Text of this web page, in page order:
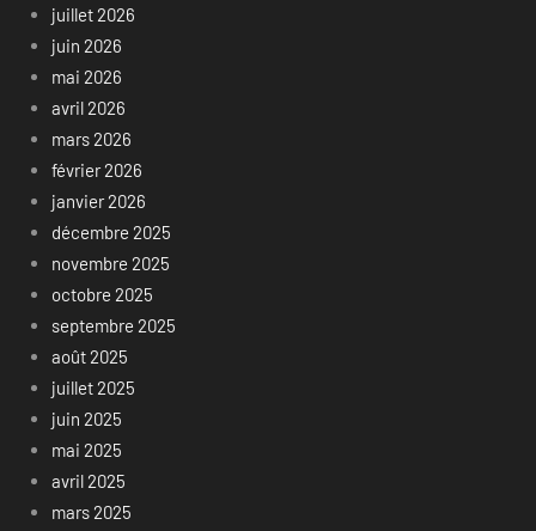
juillet 2026
juin 2026
mai 2026
avril 2026
mars 2026
février 2026
janvier 2026
décembre 2025
novembre 2025
octobre 2025
septembre 2025
août 2025
juillet 2025
juin 2025
mai 2025
avril 2025
mars 2025